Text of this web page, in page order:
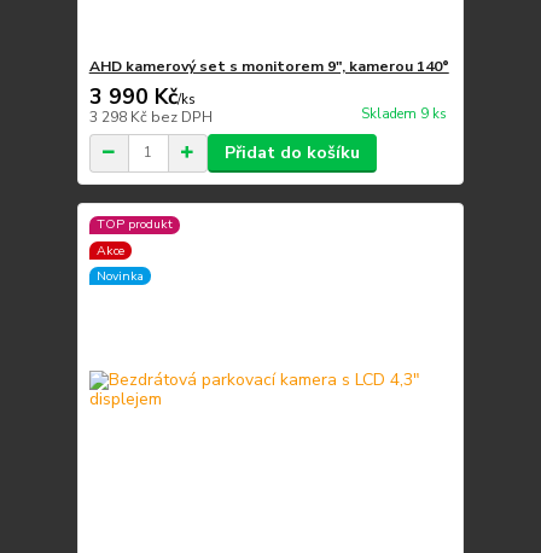
AHD kamerový set s monitorem 9", kamerou 140°
3 990 Kč/ks
3 298 Kč bez DPH Skladem 9 ks
Přidat do košíku
TOP produkt
Akce
Novinka